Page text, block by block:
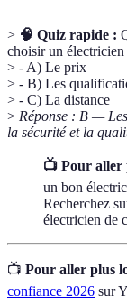
> 🧠 Quiz rapide :
choisir un
> - A) Le prix
> - B) Les
> - C) La distance
> Réponse : B —
la sécurité et la
📺 Pour aller
un bon
Recherchez
électricien de
📺 Pour aller plus
confiance 2026 sur